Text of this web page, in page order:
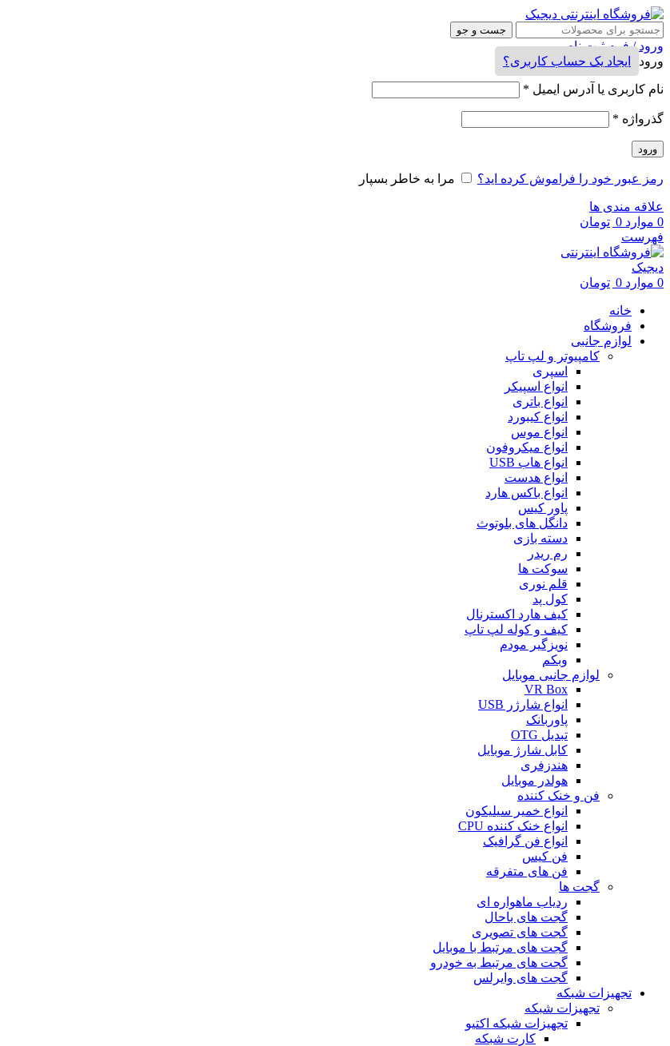
جست و جو
ورود / فرم ثبت نام
ورود
ایجاد یک حساب کاربری؟
نام کاربری یا آدرس ایمیل *
گذرواژه *
ورود
رمز عبور خود را فراموش کرده اید؟ مرا به خاطر بسپار
علاقه مندی ها
0 موارد 0 تومان
فهرست
0 موارد 0 تومان
خانه
فروشگاه
لوازم جانبی
کامپیوتر و لپ تاپ
اسپری
انواع اسپیکر
انواع باتری
انواع کیبورد
انواع موس
انواع میکروفون
انواع هاب USB
انواع هدست
انواع باکس هارد
پاور کیس
دانگل های بلوتوث
دسته بازی
رم ریدر
سوکت ها
قلم نوری
کول پد
کیف هارد اکسترنال
کیف و کوله لپ تاپ
نویزگیر مودم
وبکم
لوازم جانبی موبایل
VR Box
انواع شارژر USB
پاوربانک
تبدیل OTG
کابل شارژ موبایل
هندزفری
هولدر موبایل
فن و خنک کننده
انواع خمیر سیلیکون
انواع خنک کننده CPU
انواع فن گرافیک
فن کیس
فن های متفرقه
گجت ها
ردیاب ماهواره ای
گجت های باحال
گجت های تصویری
گجت های مرتبط با موبایل
گجت های مرتبط به خودرو
گجت های وایرلس
تجهیزات شبکه
تجهیزات شبکه
تجهیزات شبکه اکتیو
کارت شبکه